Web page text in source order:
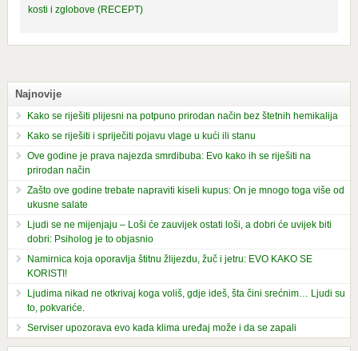
kosti i zglobove (RECEPT)
Najnovije
Kako se riješiti plijesni na potpuno prirodan način bez štetnih hemikalija
Kako se riješiti i spriječiti pojavu vlage u kući ili stanu
Ove godine je prava najezda smrdibuba: Evo kako ih se riješiti na
prirodan način
Zašto ove godine trebate napraviti kiseli kupus: On je mnogo toga više od
ukusne salate
Ljudi se ne mijenjaju – Loši će zauvijek ostati loši, a dobri će uvijek biti
dobri: Psiholog je to objasnio
Namirnica koja oporavlja štitnu žlijezdu, žuč i jetru: EVO KAKO SE
KORISTI!
Ljudima nikad ne otkrivaj koga voliš, gdje ideš, šta čini srećnim… Ljudi su
to, pokvariće.
Serviser upozorava evo kada klima uređaj može i da se zapali